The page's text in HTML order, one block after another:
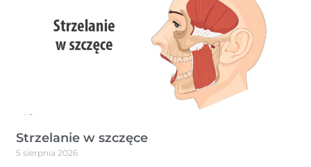
Strzelanie w szczęce
5 sierpnia 2026